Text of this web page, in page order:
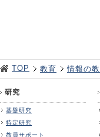
TOP 教育 情報の
研究
基盤研究
特定研究
教員サポート